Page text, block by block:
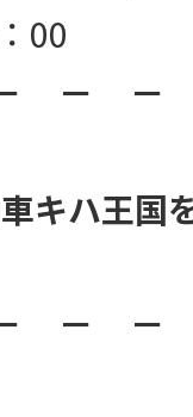
00
－
キハ王国
－